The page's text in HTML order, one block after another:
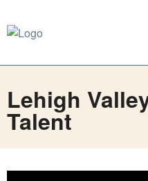
Lehigh
Talent